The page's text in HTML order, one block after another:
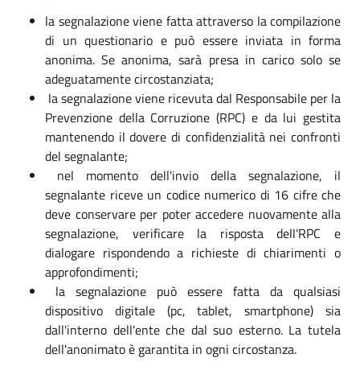
la segnalazione viene fatta attraverso la compilazione
di un questionario e può essere inviata in forma
anonima. Se anonima, sarà presa in carico solo se
adeguatamente circostanziata;
la segnalazione viene ricevuta dal Responsabile per la
Prevenzione della Corruzione (RPC) e da lui gestita
mantenendo il dovere di confidenzialità nei confronti
del segnalante;
nel momento dell'invio della segnalazione, il
segnalante riceve un codice numerico di 16 cifre che
deve conservare per poter accedere nuovamente alla
segnalazione, verificare la risposta dell'RPC e
dialogare rispondendo a richieste di chiarimenti o
approfondimenti;
la segnalazione può essere fatta da qualsiasi
dispositivo digitale (pc, tablet, smartphone) sia
dall'interno dell'ente che dal suo esterno. La tutela
dell'anonimato è garantita in ogni circostanza.